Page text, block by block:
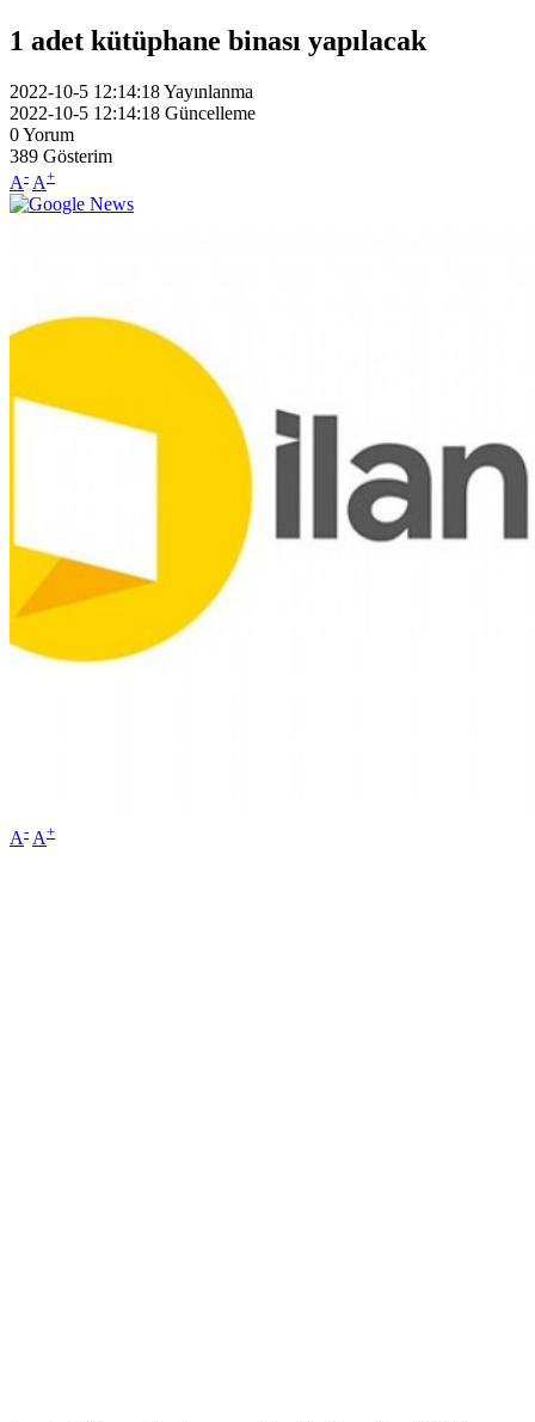
1 adet kütüphane binası yapılacak
2022-10-5 12:14:18Yayınlanma
2022-10-5 12:14:18 Güncelleme
0Yorum
389 Gösterim
A- A+
A- A+